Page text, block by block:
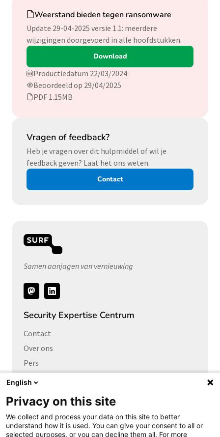
Download
Weerstand bieden tegen ransomware
Update 29-04-2025 versie 1.1: meerdere
wijzigingen doorgevoerd in alle hoofdstukken.
Download
Productiedatum 22/03/2024
Beoordeeld op 29/04/2025
PDF 1.15MB
Vragen of feedback?
Heb je vragen over dit hulpmiddel of wil je
feedback geven? Laat het ons weten.
Contact
Samen aanjagen van vernieuwing
Volg
ons
Security Expertise Centrum
Contact
Over ons
Pers
Vacatures
Links naar
Cybersecurity Community
Platform Integrale veiligheid
English
Privacy on this site
We collect and process your data on this site to better
understand how it is used. You can give your consent to all or
selected purposes, or you can decline them all. For more